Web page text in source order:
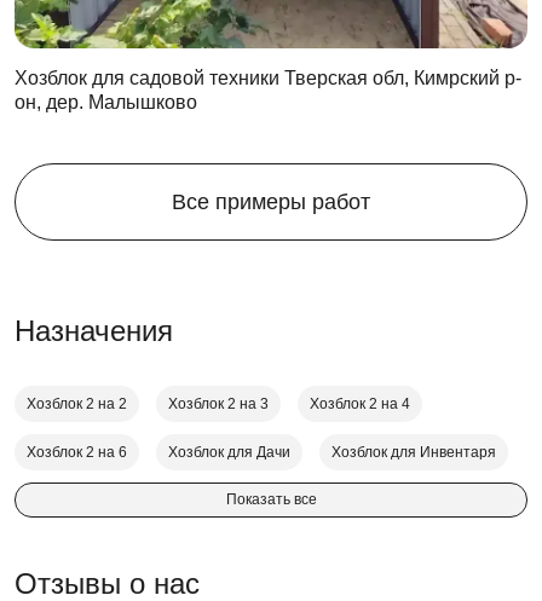
закисают, откручиваются стандартным ключом
Пол — OSB 18 мм на стальных лагах или
рифлёный металл 3 мм: нагрузка до 500 кг/м² в
периметру обеспечивают постоянный
Размеры и типы крыш
Линейка охватывает 12 типоразмеров с шириной от 1,03
Хозблок для садовой техники Тверская обл, Кимрский р-
он, дер. Малышково
Все примеры работ
Назначения
Хозблок 2 на 2 Хозблок 2 на 3 Хозблок 2 на 4
Хозблок 2 на 6 Хозблок для Дачи Хозблок для Инвентаря
Показать все
Отзывы о нас